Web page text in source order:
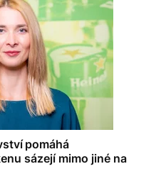
pomáhá
sázejí mimo jiné na